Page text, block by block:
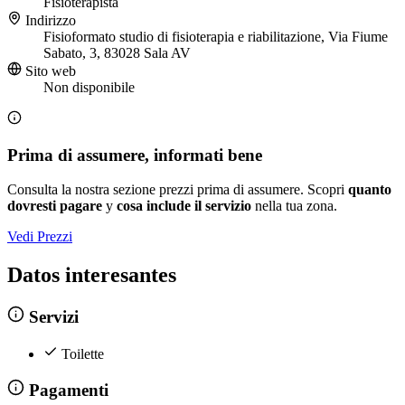
Indirizzo
Fisioformato studio di fisioterapia e riabilitazione, Via Fiume
Sabato, 3, 83028 Sala AV
Sito web
Non disponibile
Prima di assumere, informati bene
Consulta la nostra sezione prezzi prima di assumere. Scopri quanto
dovresti pagare y cosa include il servizio nella tua zona.
Vedi Prezzi
Datos interesantes
Servizi
Toilette
Pagamenti